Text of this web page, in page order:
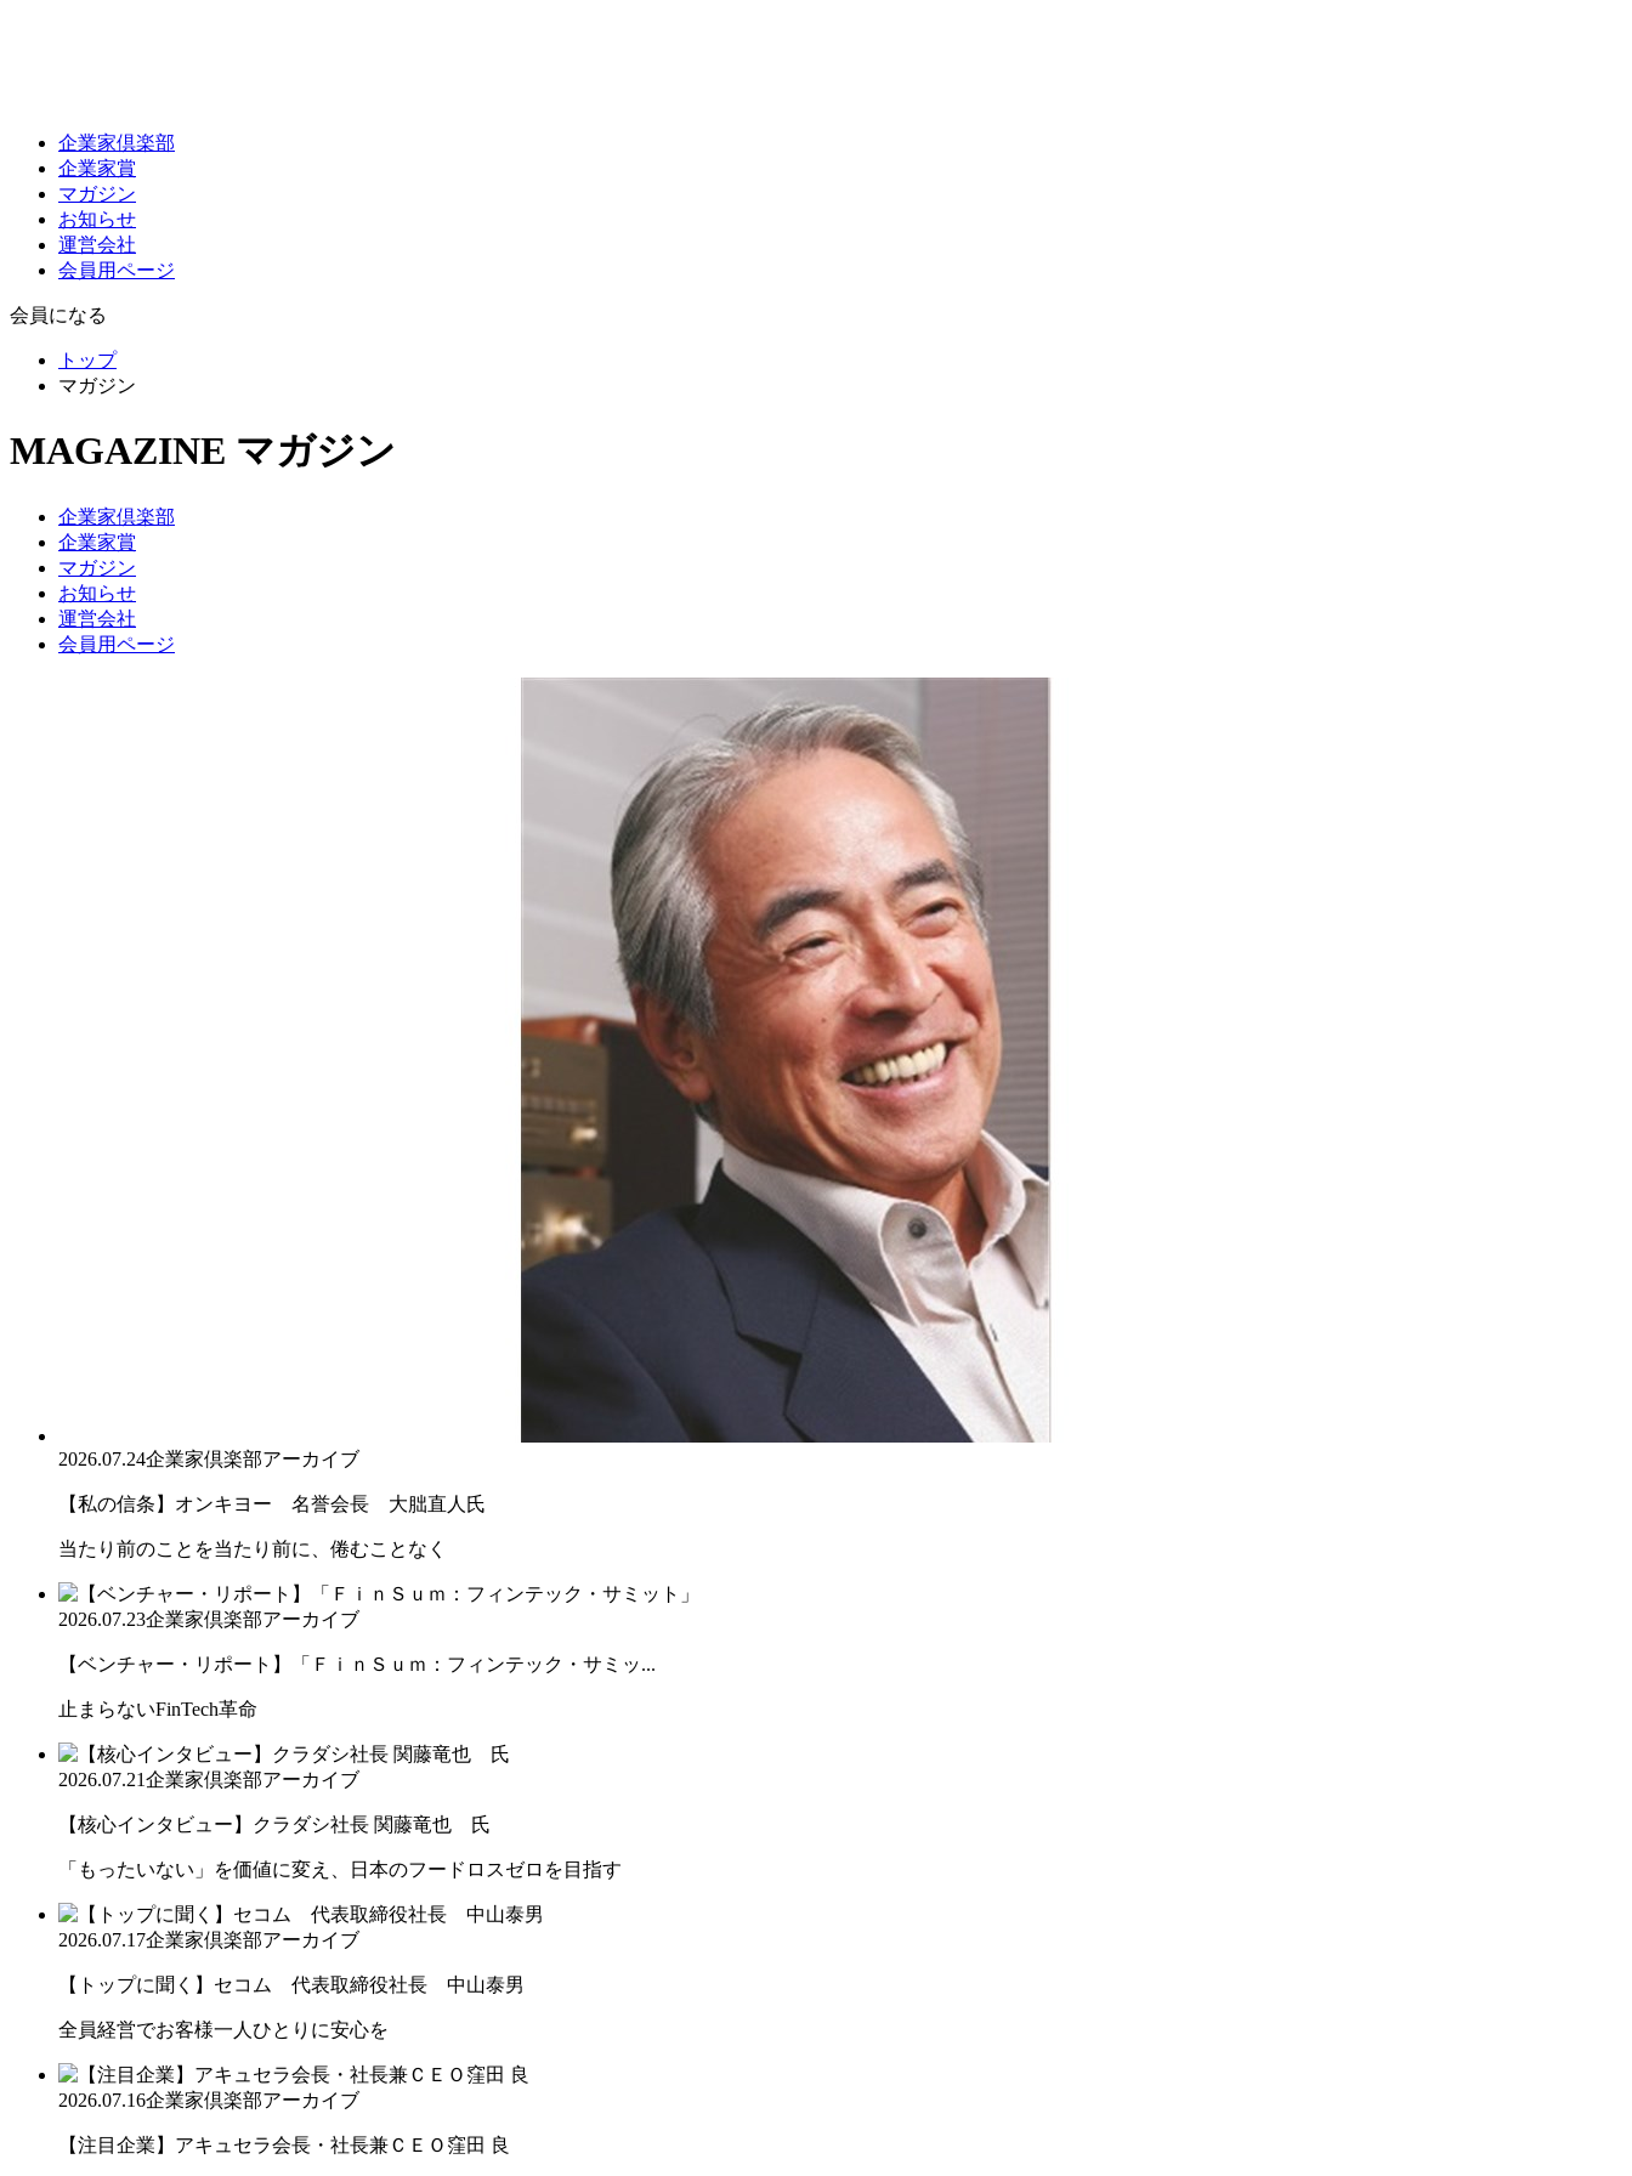
企業家倶楽部
企業家賞
マガジン
お知らせ
運営会社
会員用ページ
会員になる
トップ
マガジン
MAGAZINE マガジン
企業家倶楽部
企業家賞
マガジン
お知らせ
運営会社
会員用ページ
2026.07.24企業家倶楽部アーカイブ
【私の信条】オンキヨー 名誉会長 大朏直人氏
当たり前のことを当たり前に、倦むことなく
2026.07.23企業家倶楽部アーカイブ
【ベンチャー・リポート】「ＦｉｎＳｕｍ：フィンテック・サミッ...
止まらないFinTech革命
2026.07.21企業家倶楽部アーカイブ
【核心インタビュー】クラダシ社長 関藤竜也 氏
「もったいない」を価値に変え、日本のフードロスゼロを目指す
2026.07.17企業家倶楽部アーカイブ
【トップに聞く】セコム 代表取締役社長 中山泰男
全員経営でお客様一人ひとりに安心を
2026.07.16企業家倶楽部アーカイブ
【注目企業】アキュセラ会長・社長兼ＣＥＯ窪田 良